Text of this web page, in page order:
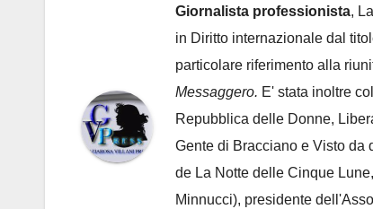
Giornalista professionista,
in Diritto internazionale dal
particolare riferimento alla
Messaggero. E' stata inoltre
Repubblica delle Donne,
Gente di Bracciano e Visto da
de La Notte delle Cinque
Minnucci), presidente dell'